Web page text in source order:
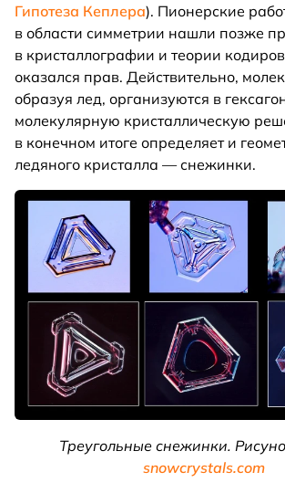
Гипотеза Кеплера). Пионерские
в области симметрии нашли позже
в кристаллографии и теории
оказался прав. Действительно,
образуя лед, организуются в
молекулярную кристаллическую
в конечном итоге определяет и
ледяного кристалла — снежинки.
Треугольные снежинки.
snowcrystals.com